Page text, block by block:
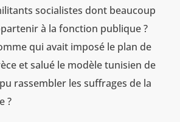
socialistes dont beaucoup
à la fonction publique ?
qui avait imposé le plan de
et salué le modèle tunisien de
rassembler les suffrages de la
?